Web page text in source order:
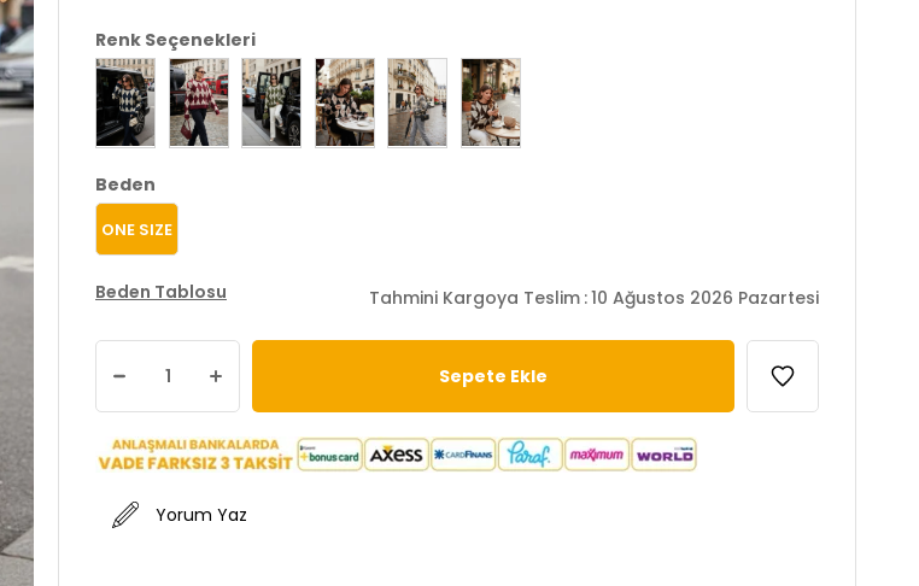
Renk Seçenekleri
Beden
ONE SIZE
Beden Tablosu Tahmini Kargoya Teslim :10 Ağustos 2026 Pazartesi
Yorum Yaz